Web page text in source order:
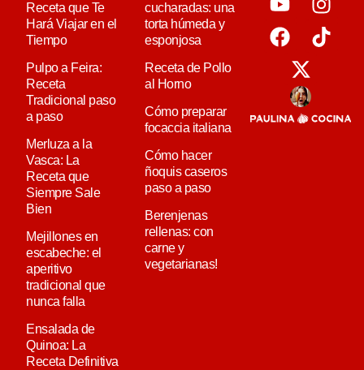
Receta que Te
Hará Viajar en el
Tiempo
Pulpo a Feira:
Receta
Tradicional paso
a paso
Merluza a la
Vasca: La
Receta que
Siempre Sale
Bien
Mejillones en
escabeche: el
aperitivo
tradicional que
nunca falla
Ensalada de
Quinoa: La
Receta Definitiva
cucharadas: una
torta húmeda y
esponjosa
Receta de Pollo
al Horno
Cómo preparar
focaccia italiana
Cómo hacer
ñoquis caseros
paso a paso
Berenjenas
rellenas: con
carne y
vegetarianas!